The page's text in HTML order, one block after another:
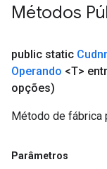
Métodos
public static
Operando <T>
opções)
Método de fábrica
Parâmetros